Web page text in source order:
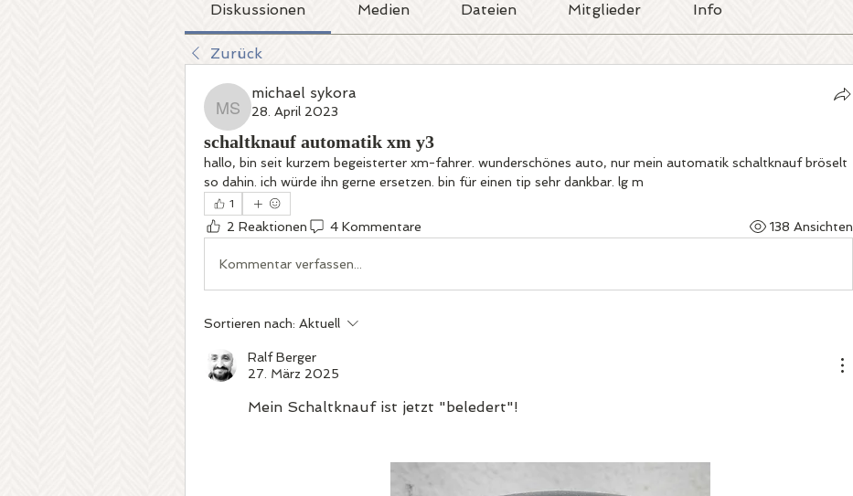
Diskussionen Medien Dateien Mitglieder Info
Zurück
michael sykora
michael sykora
28. April 2023
schaltknauf automatik xm y3
hallo, bin seit kurzem begeisterter xm-fahrer. wunderschönes auto, nur mein automatik schaltknauf bröselt
so dahin. ich würde ihn gerne ersetzen. bin für einen tip sehr dankbar. lg m
1
2 Reaktionen 4 Kommentare 138 Ansichten
Kommentar verfassen...
Sortieren nach: Aktuell
Ralf Berger
27. März 2025
Mein Schaltknauf ist jetzt "beledert"!